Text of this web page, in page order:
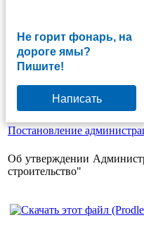
Не горит фонарь, на
дороге ямы?
Пишите!
Написать
Постановление
Об утверждении
строительство"